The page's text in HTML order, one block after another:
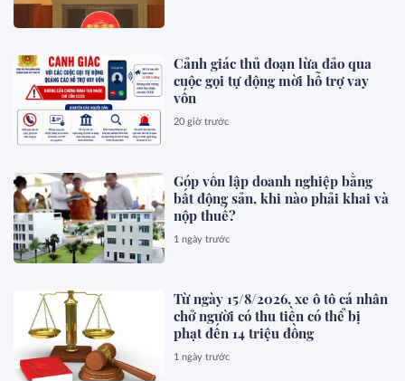
Cảnh giác thủ đoạn lừa đảo qua
cuộc gọi tự động mời hỗ trợ vay
vốn
20 giờ trước
Góp vốn lập doanh nghiệp bằng
bất động sản, khi nào phải khai và
nộp thuế?
1 ngày trước
Từ ngày 15/8/2026, xe ô tô cá nhân
chở người có thu tiền có thể bị
phạt đến 14 triệu đồng
1 ngày trước